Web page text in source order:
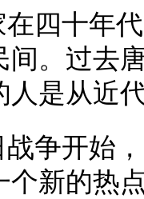
十年代
间。过去
人是从近
开始，
个新的热